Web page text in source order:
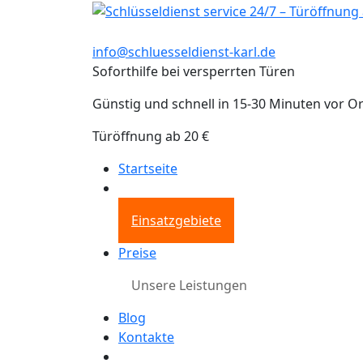
info@schluesseldienst-karl.de
Soforthilfe bei versperrten Türen
Günstig und schnell in 15-30 Minuten vor
Türöffnung ab 20 €
Startseite
Einsatzgebiete
Preise
Unsere Leistungen
Blog
Kontakte